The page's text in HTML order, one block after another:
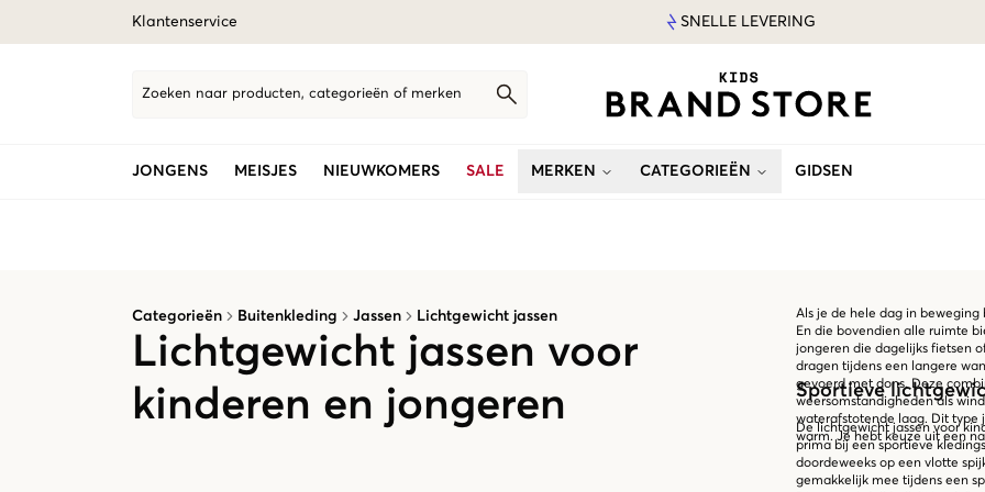
Klantenservice SNELLE LEVERING
Zoeken naar producten, categorieën of merken
JONGENS MEISJES NIEUWKOMERS SALE MERKEN CATEGORIEËN GIDSEN
Categorieën Buitenkleding Jassen Lichtgewicht jassen
Lichtgewicht jassen voor
kinderen en jongeren
Als je de hele dag in
En die bovendien alle ruimte
jongeren die dagelijks fietsen
dragen tijdens een langere
gevoerd met dons. Deze
weersomstandigheden als
waterafstotende laag. Dit type
warm. Je hebt keuze uit een
Sportieve
De lichtgewicht jassen voor
prima bij een sportieve
doordeweeks op een vlotte
gemakkelijk mee tijdens een